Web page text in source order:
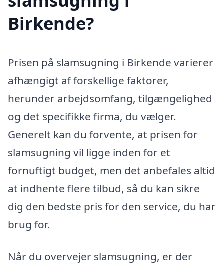
Birkende?
Prisen på slamsugning i Birkende varierer
afhængigt af forskellige faktorer,
herunder arbejdsomfang, tilgængelighed
og det specifikke firma, du vælger.
Generelt kan du forvente, at prisen for
slamsugning vil ligge inden for et
fornuftigt budget, men det anbefales altid
at indhente flere tilbud, så du kan sikre
dig den bedste pris for den service, du har
brug for.
Når du overvejer slamsugning, er der